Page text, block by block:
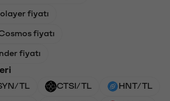
fiyatı
fiyatı
fiyatı
TL CTSI/TL HNT/TL